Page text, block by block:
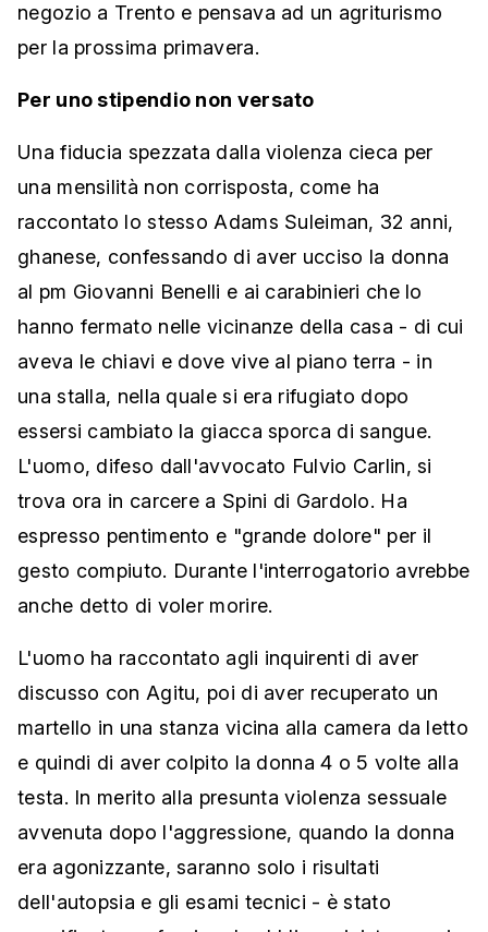
negozio a Trento e pensava ad un agriturismo
per la prossima primavera.
Per uno stipendio non versato
Una fiducia spezzata dalla violenza cieca per
una mensilità non corrisposta, come ha
raccontato lo stesso Adams Suleiman, 32 anni,
ghanese, confessando di aver ucciso la donna
al pm Giovanni Benelli e ai carabinieri che lo
hanno fermato nelle vicinanze della casa - di cui
aveva le chiavi e dove vive al piano terra - in
una stalla, nella quale si era rifugiato dopo
essersi cambiato la giacca sporca di sangue.
L'uomo, difeso dall'avvocato Fulvio Carlin, si
trova ora in carcere a Spini di Gardolo. Ha
espresso pentimento e "grande dolore" per il
gesto compiuto. Durante l'interrogatorio avrebbe
anche detto di voler morire.
L'uomo ha raccontato agli inquirenti di aver
discusso con Agitu, poi di aver recuperato un
martello in una stanza vicina alla camera da letto
e quindi di aver colpito la donna 4 o 5 volte alla
testa. In merito alla presunta violenza sessuale
avvenuta dopo l'aggressione, quando la donna
era agonizzante, saranno solo i risultati
dell'autopsia e gli esami tecnici - è stato